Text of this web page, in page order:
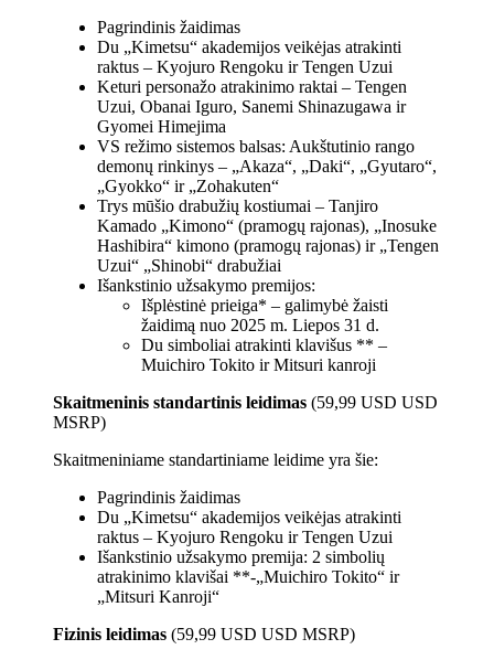
Pagrindinis žaidimas
Du „Kimetsu“ akademijos veikėjas atrakinti
raktus – Kyojuro Rengoku ir Tengen Uzui
Keturi personažo atrakinimo raktai – Tengen
Uzui, Obanai Iguro, Sanemi Shinazugawa ir
Gyomei Himejima
VS režimo sistemos balsas: Aukštutinio rango
demonų rinkinys – „Akaza“, „Daki“, „Gyutaro“,
„Gyokko“ ir „Zohakuten“
Trys mūšio drabužių kostiumai – Tanjiro
Kamado „Kimono“ (pramogų rajonas), „Inosuke
Hashibira“ kimono (pramogų rajonas) ir „Tengen
Uzui“ „Shinobi“ drabužiai
Išankstinio užsakymo premijos:
Išplėstinė prieiga* – galimybė žaisti
žaidimą nuo 2025 m. Liepos 31 d.
Du simboliai atrakinti klavišus ** –
Muichiro Tokito ir Mitsuri kanroji
Skaitmeninis standartinis leidimas (59,99 USD USD
MSRP)
Skaitmeniniame standartiniame leidime yra šie:
Pagrindinis žaidimas
Du „Kimetsu“ akademijos veikėjas atrakinti
raktus – Kyojuro Rengoku ir Tengen Uzui
Išankstinio užsakymo premija: 2 simbolių
atrakinimo klavišai **-„Muichiro Tokito“ ir
„Mitsuri Kanroji“
Fizinis leidimas (59,99 USD USD MSRP)